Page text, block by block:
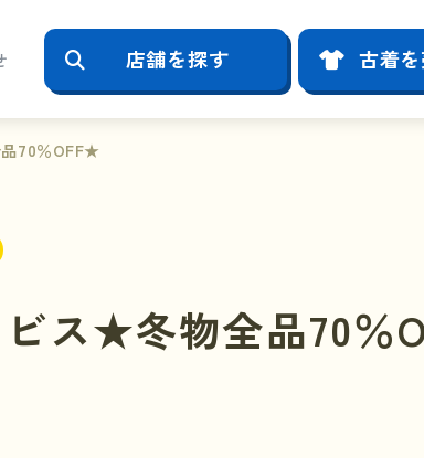
店舗を探す 古着
70％OFF★
ス★冬物全品70％